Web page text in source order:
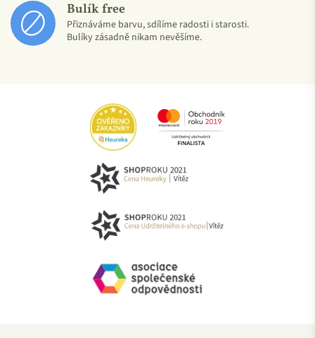
Bulík free
Přiznáváme barvu, sdílíme radosti i starosti.
Bulíky zásadně nikam nevěšíme.